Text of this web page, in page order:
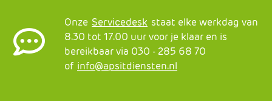
Onze Servicedesk staat elke werkdag van
8.30 tot 17.00 uur voor je klaar en is
bereikbaar via 030 - 285 68 70
of info@apsitdiensten.nl